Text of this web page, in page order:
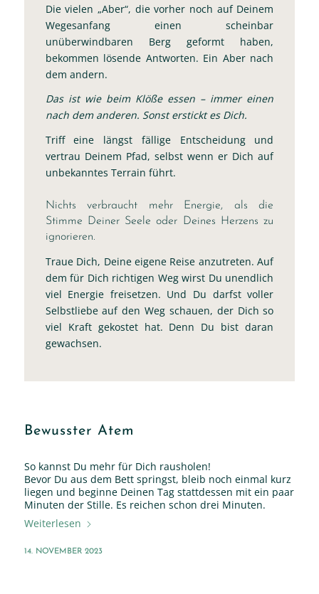
Die vielen „Aber“, die vorher noch auf Deinem
Wegesanfang einen scheinbar
unüberwindbaren Berg geformt haben,
bekommen lösende Antworten. Ein Aber nach
dem andern.
Das ist wie beim Klöße essen – immer einen
nach dem anderen. Sonst erstickt es Dich.
Triff eine längst fällige Entscheidung und
vertrau Deinem Pfad, selbst wenn er Dich auf
unbekanntes Terrain führt.
Nichts verbraucht mehr Energie, als die
Stimme Deiner Seele oder Deines Herzens zu
ignorieren.
Traue Dich, Deine eigene Reise anzutreten. Auf
dem für Dich richtigen Weg wirst Du unendlich
viel Energie freisetzen. Und Du darfst voller
Selbstliebe auf den Weg schauen, der Dich so
viel Kraft gekostet hat. Denn Du bist daran
gewachsen.
Bewusster Atem
So kannst Du mehr für Dich rausholen!
Bevor Du aus dem Bett springst, bleib noch einmal kurz
liegen und beginne Deinen Tag stattdessen mit ein paar
Minuten der Stille. Es reichen schon drei Minuten.
Weiterlesen
14. NOVEMBER 2023